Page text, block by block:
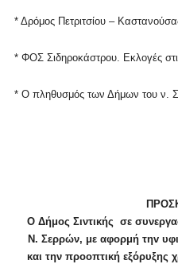
* Δρόμος Πετριτσίου –
* ΦΟΣ Σιδηροκάστρου. Εκλογές
* Ο πληθυσμός των Δήμων του ν.
Ο Δήμος Σιντικής σε
Ν. Σερρών, με αφορμή τηv
και την προοπτική εξόρυξης